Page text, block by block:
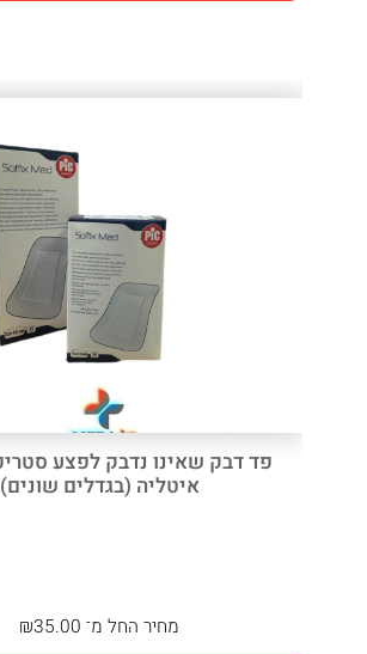
איטליה (בגדלים שונים)
מחיר החל מ־ ₪35.00